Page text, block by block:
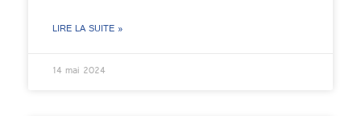
LIRE LA SUITE »
14 mai 2024